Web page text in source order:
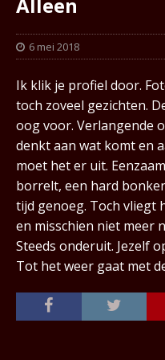
6 mei 2018
Ik klik je profiel door.
toch zoveel gezichten.
oog voor. Verlangende
denkt aan wat komt en
moet het er uit.
borrelt, een hard
tijd genoeg. Toch vliegt
en misschien niet meer
Steeds onderuit. Jezelf
Tot het weer gaat met